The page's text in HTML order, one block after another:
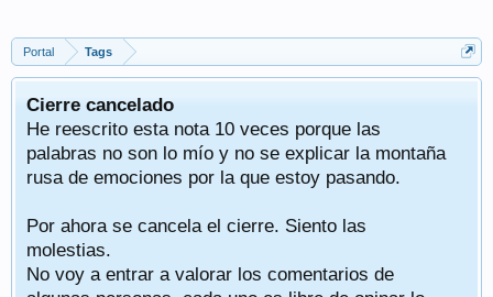
Portal Tags
Cierre cancelado
He reescrito esta nota 10 veces porque las
palabras no son lo mío y no se explicar la montaña
rusa de emociones por la que estoy pasando.
Por ahora se cancela el cierre. Siento las
molestias.
No voy a entrar a valorar los comentarios de